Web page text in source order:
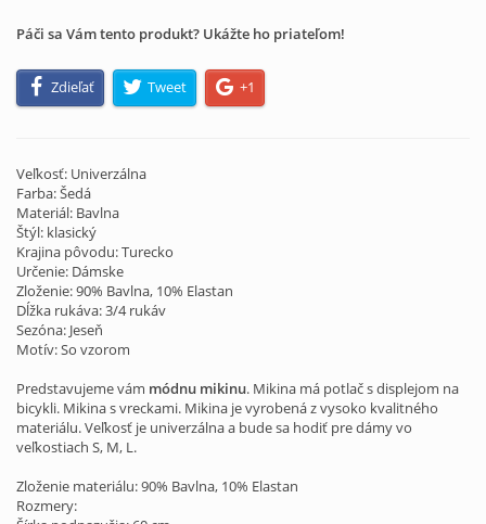
Páči sa Vám tento produkt? Ukážte ho priateľom!
Zdieľať Tweet +1
Veľkosť: Univerzálna
Farba: Šedá
Materiál: Bavlna
Štýl: klasický
Krajina pôvodu: Turecko
Určenie: Dámske
Zloženie: 90% Bavlna, 10% Elastan
Dĺžka rukáva: 3/4 rukáv
Sezóna: Jeseň
Motív: So vzorom
Predstavujeme vám módnu mikinu. Mikina má potlač s displejom na
bicykli. Mikina s vreckami. Mikina je vyrobená z vysoko kvalitného
materiálu. Veľkosť je univerzálna a bude sa hodiť pre dámy vo
veľkostiach S, M, L.
Zloženie materiálu: 90% Bavlna, 10% Elastan
Rozmery: